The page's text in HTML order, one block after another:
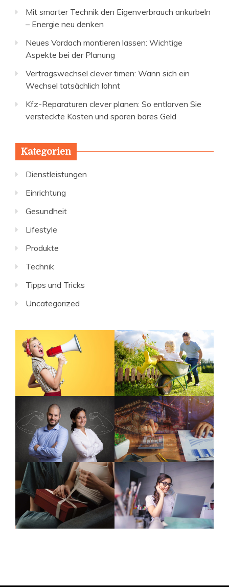
Mit smarter Technik den Eigenverbrauch ankurbeln
– Energie neu denken
Neues Vordach montieren lassen: Wichtige
Aspekte bei der Planung
Vertragswechsel clever timen: Wann sich ein
Wechsel tatsächlich lohnt
Kfz-Reparaturen clever planen: So entlarven Sie
versteckte Kosten und sparen bares Geld
Kategorien
Dienstleistungen
Einrichtung
Gesundheit
Lifestyle
Produkte
Technik
Tipps und Tricks
Uncategorized